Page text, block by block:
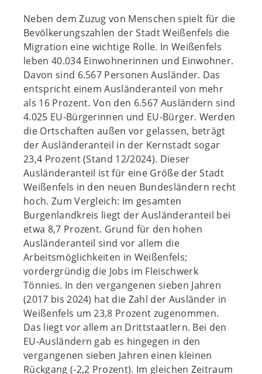
Neben dem Zuzug von Menschen spielt für die
Bevölkerungszahlen der Stadt Weißenfels die
Migration eine wichtige Rolle. In Weißenfels
leben 40.034 Einwohnerinnen und Einwohner.
Davon sind 6.567 Personen Ausländer. Das
entspricht einem Ausländeranteil von mehr
als 16 Prozent. Von den 6.567 Ausländern sind
4.025 EU-Bürgerinnen und EU-Bürger. Werden
die Ortschaften außen vor gelassen, beträgt
der Ausländeranteil in der Kernstadt sogar
23,4 Prozent (Stand 12/2024). Dieser
Ausländeranteil ist für eine Größe der Stadt
Weißenfels in den neuen Bundesländern recht
hoch. Zum Vergleich: Im gesamten
Burgenlandkreis liegt der Ausländeranteil bei
etwa 8,7 Prozent. Grund für den hohen
Ausländeranteil sind vor allem die
Arbeitsmöglichkeiten in Weißenfels;
vordergründig die Jobs im Fleischwerk
Tönnies. In den vergangenen sieben Jahren
(2017 bis 2024) hat die Zahl der Ausländer in
Weißenfels um 23,8 Prozent zugenommen.
Das liegt vor allem an Drittstaatlern. Bei den
EU-Ausländern gab es hingegen in den
vergangenen sieben Jahren einen kleinen
Rückgang (-2,2 Prozent). Im gleichen Zeitraum